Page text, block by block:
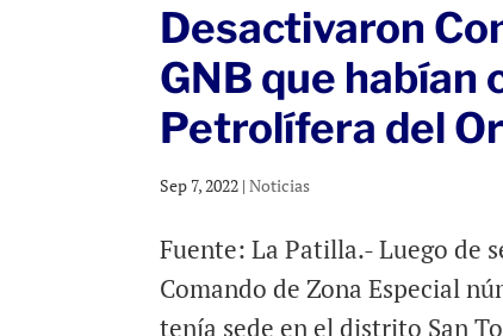
Desactivaron
GNB que habían
Petrolífera del
Sep 7, 2022 |Noticias
Fuente: La Patilla.- Luego de
Comando de Zona Especial
tenía sede en el distrito San